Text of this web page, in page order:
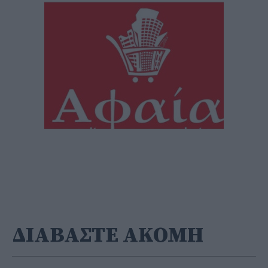
ΔΙΑΒΑΣΤΕ ΑΚΟΜΗ